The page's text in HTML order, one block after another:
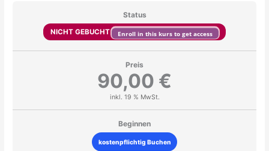
Status
NICHT GEBUCHT Enroll in this kurs to get access
Preis
90,00 €
inkl. 19 % MwSt.
Beginnen
kostenpflichtig Buchen